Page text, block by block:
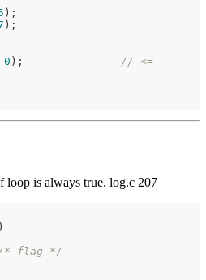
);
);
0 ); // <=
is always true. log.c 207
/* flag */